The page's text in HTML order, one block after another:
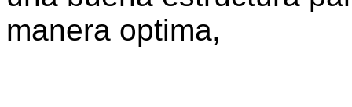
manera optima,